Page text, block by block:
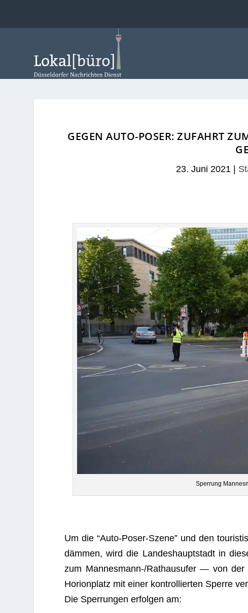
GEGEN AUTO-POSER: ZUFAHRT
23. Juni 2021|
Sper­rung
Um die “Auto-Poser-Szene” und den
däm­men, wird die Lan­des­haupt­stadt in
zum Man­nes­mann-/Rat­haus­ufer — von
Hori­onplatz mit einer kon­trol­lier­ten Sperre
Die Sper­run­gen erfol­gen am: